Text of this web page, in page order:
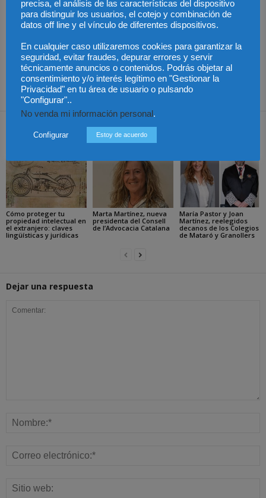
Artículo anterior
Presidentes del Club
Español del Arbitraje:
"Queremos que todos los
grupos de socios estén
representados en la junta
directiva"
Artículo siguiente
El CRSA y la Fundación
Fernado Pombo orientarán
a entidades del tercer
sector sobre
responsabilidades legales
Artículos relacionados
Cómo proteger tu
propiedad intelectual en
el extranjero: claves
lingüísticas y jurídicas
Marta Martínez, nueva
presidenta del Consell
de l’Advocacia Catalana
María Pastor y Joan
Martínez, reelegidos
decanos de los Colegios
de Mataró y Granollers
Dejar una respuesta
precisa, el análisis de las características del dispositivo
para distinguir los usuarios, el cotejo y combinación de
datos off line y el vínculo de diferentes dispositivos.
En cualquier caso utilizaremos cookies para garantizar la
seguridad, evitar fraudes, depurar errores y servir
técnicamente anuncios o contenidos. Podrás objetar al
consentimiento y/o interés legítimo en "Gestionar la
Privacidad" en tu área de usuario o pulsando
"Configurar"..
No venda mi información personal .
Configurar Estoy de acuerdo